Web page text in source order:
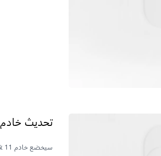
تحديث خادم MT4 Live 10 & 11: ضغط الأوامر
سيخضع خادم MT4 Live 10 & 11 لصيانة مجدولة من أجل ضغط الأوامر في 20-21 يونيو 2026. اطلع على الجدول الزمني الكامل هنا.